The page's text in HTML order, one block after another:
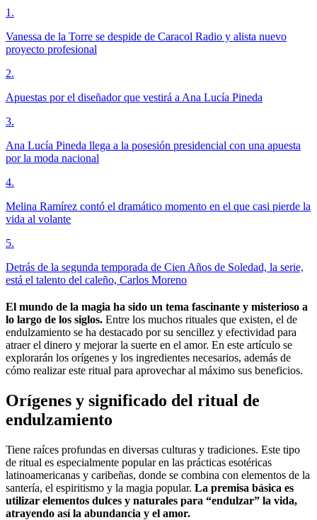
1 .
Vanessa de la Torre se despide de Caracol Radio y alista nuevo
proyecto profesional
2.
Apuestas por el diseñador que vestirá a Ana Lucía Pineda
3.
Ana Lucía Pineda llega a la posesión presidencial con una apuesta
por la moda nacional
4.
Melina Ramírez contó el dramático momento en el que casi pierde la
vida al volante
5.
Detrás de la segunda temporada de Cien Años de Soledad, la serie,
está el talento del caleño, Carlos Moreno
El mundo de la magia ha sido un tema fascinante y misterioso a
lo largo de los siglos. Entre los muchos rituales que existen, el de
endulzamiento se ha destacado por su sencillez y efectividad para
atraer el dinero y mejorar la suerte en el amor. En este artículo se
explorarán los orígenes y los ingredientes necesarios, además de
cómo realizar este ritual para aprovechar al máximo sus beneficios.
Orígenes y significado del ritual de
endulzamiento
Tiene raíces profundas en diversas culturas y tradiciones. Este tipo
de ritual es especialmente popular en las prácticas esotéricas
latinoamericanas y caribeñas, donde se combina con elementos de la
santería, el espiritismo y la magia popular. La premisa básica es
utilizar elementos dulces y naturales para “endulzar” la vida,
atrayendo así la abundancia y el amor.